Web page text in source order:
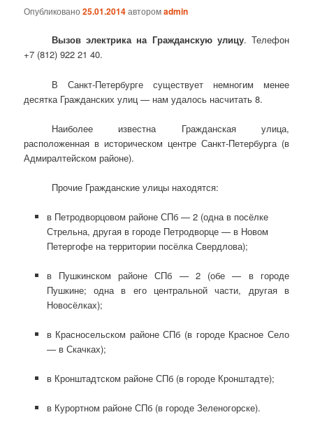
Опубликовано25.01.2014авторомadmin
Вызов электрика на Гражданскую улицу. Телефон
+7 (812) 922 21 40.
В Санкт-Петербурге существует немногим менее
десятка Гражданских улиц — нам удалось насчитать 8.
Наиболее известна Гражданская улица,
расположенная в историческом центре Санкт-Петербурга (в
Адмиралтейском районе).
Прочие Гражданские улицы находятся:
в Петродворцовом районе СПб — 2 (одна в посёлке
Стрельна, другая в городе Петродворце — в Новом
Петергофе на территории посёлка Свердлова);
в Пушкинском районе СПб — 2 (обе — в городе
Пушкине; одна в его центральной части, другая в
Новосёлках);
в Красносельском районе СПб (в городе Красное Село
— в Скачках);
в Кронштадтском районе СПб (в городе Кронштадте);
в Курортном районе СПб (в городе Зеленогорске).